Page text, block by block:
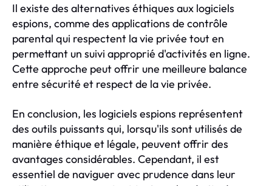
Il existe des alternatives éthiques aux logiciels
espions, comme des applications de contrôle
parental qui respectent la vie privée tout en
permettant un suivi approprié d'activités en ligne.
Cette approche peut offrir une meilleure balance
entre sécurité et respect de la vie privée.
En conclusion, les logiciels espions représentent
des outils puissants qui, lorsqu'ils sont utilisés de
manière éthique et légale, peuvent offrir des
avantages considérables. Cependant, il est
essentiel de naviguer avec prudence dans leur